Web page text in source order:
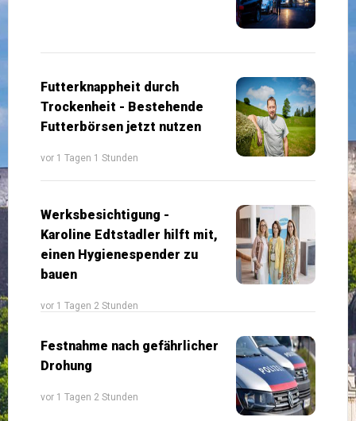
Futterknappheit durch
Trockenheit - Bestehende
Futterbörsen jetzt nutzen
vor 1 Tagen 1 Stunden
Werksbesichtigung -
Karoline Edtstadler hilft mit,
einen Hygienespender zu
bauen
vor 1 Tagen 2 Stunden
Festnahme nach gefährlicher
Drohung
vor 1 Tagen 2 Stunden